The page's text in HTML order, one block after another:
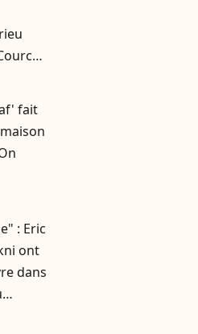
fait
: Eric
ont
dans